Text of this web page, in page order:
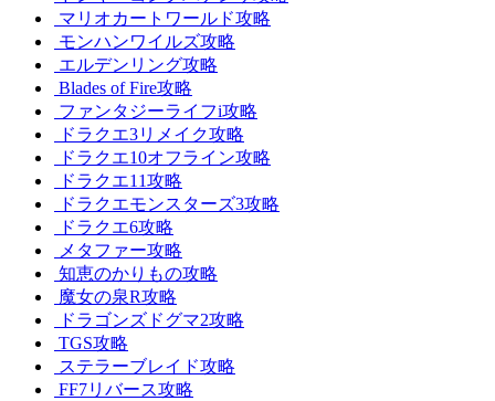
マリオカートワールド攻略
モンハンワイルズ攻略
エルデンリング攻略
Blades of Fire攻略
ファンタジーライフi攻略
ドラクエ3リメイク攻略
ドラクエ10オフライン攻略
ドラクエ11攻略
ドラクエモンスターズ3攻略
ドラクエ6攻略
メタファー攻略
知恵のかりもの攻略
魔女の泉R攻略
ドラゴンズドグマ2攻略
TGS攻略
ステラーブレイド攻略
FF7リバース攻略